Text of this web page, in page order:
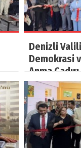
Denizli
Demokrasi
Anma